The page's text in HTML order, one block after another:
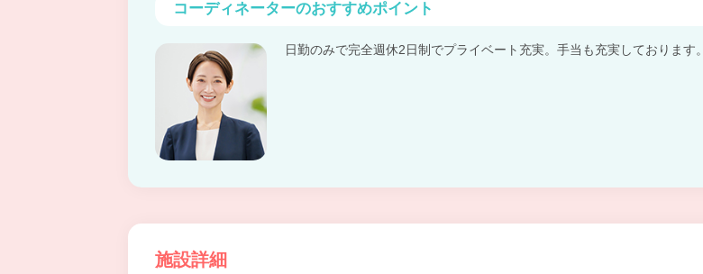
コーディネーターのおすすめポイント
日勤のみで完全週休2日制でプライベート充実。手当も充実しております。
施設詳細